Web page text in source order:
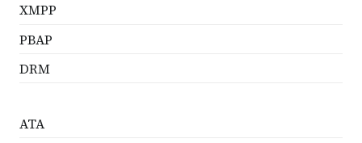
XMPP
PBAP
DRM
ATA